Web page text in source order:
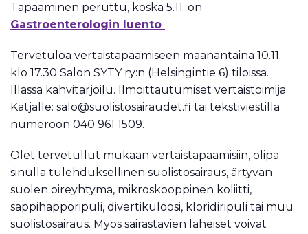
Tapaaminen peruttu, koska 5.11. on
Gastroenterologin luento
Tervetuloa vertaistapaamiseen maanantaina 10.11.
klo 17.30 Salon SYTY ry:n (Helsingintie 6) tiloissa.
Illassa kahvitarjoilu. Ilmoittautumiset vertaistoimija
Katjalle: salo@suolistosairaudet.fi tai tekstiviestillä
numeroon 040 961 1509.
Olet tervetullut mukaan vertaistapaamisiin, olipa
sinulla tulehduksellinen suolistosairaus, ärtyvän
suolen oireyhtymä, mikroskooppinen koliitti,
sappihapporipuli, divertikuloosi, kloridiripuli tai muu
suolistosairaus. Myös sairastavien läheiset voivat